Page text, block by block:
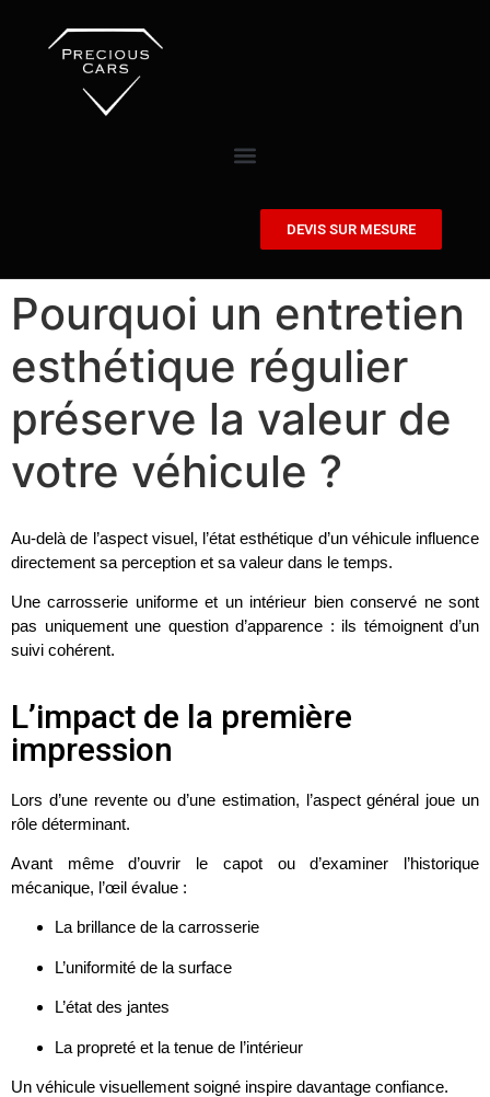
DEVIS SUR MESURE
Pourquoi un entretien
esthétique régulier
préserve la valeur de
votre véhicule ?
Au-delà de l’aspect visuel, l’état esthétique d’un véhicule influence
directement sa perception et sa valeur dans le temps.
Une carrosserie uniforme et un intérieur bien conservé ne sont
pas uniquement une question d’apparence : ils témoignent d’un
suivi cohérent.
L’impact de la première
impression
Lors d’une revente ou d’une estimation, l’aspect général joue un
rôle déterminant.
Avant même d’ouvrir le capot ou d’examiner l’historique
mécanique, l’œil évalue :
La brillance de la carrosserie
L’uniformité de la surface
L’état des jantes
La propreté et la tenue de l’intérieur
Un véhicule visuellement soigné inspire davantage confiance.